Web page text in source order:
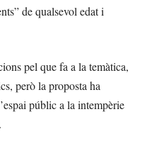
de qualsevol edat i
pel que fa a la temàtica,
però la proposta ha
públic a la intempèrie